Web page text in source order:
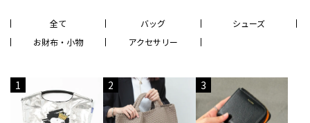
全て バッグ
シューズ
お財布・小物
アクセサリー
1 2 3